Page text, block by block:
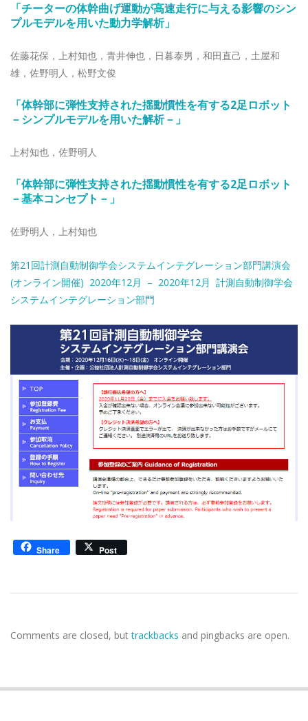
「チーターの体幹曲げ運動が高速走行に与える影響のシン
プルモデルを用いた動力学解析」
佐藤花保，上村知也，青井伸也，日暮泰男，和田直己，土屋和
雄，佐野明人，松野文俊
「体幹部に弾性支持された揺動慣性を有する2足ロボット
－シンプルモデルを用いた解析－ 」
上村知也，佐野明人
「体幹部に弾性支持された揺動慣性を有する2足ロボット
－基本コンセプト－ 」
佐野明人，上村知也
第21回計測自動制御学会システムインテグレーション部門講演会
(オンライン開催) 2020年12月 – 2020年12月 計測自動制御学会
システムインテグレーション部門
Share Post
21
Comments are closed, buttrackbacks and pingbacks are open.